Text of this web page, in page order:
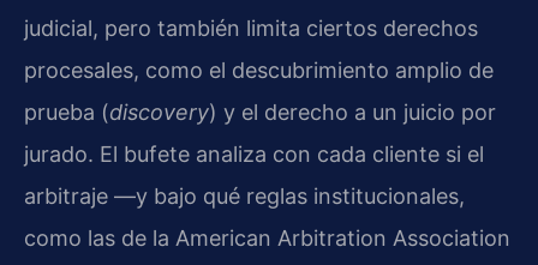
judicial, pero también limita ciertos derechos
procesales, como el descubrimiento amplio de
prueba (discovery) y el derecho a un juicio por
jurado. El bufete analiza con cada cliente si el
arbitraje —y bajo qué reglas institucionales,
como las de la American Arbitration Association